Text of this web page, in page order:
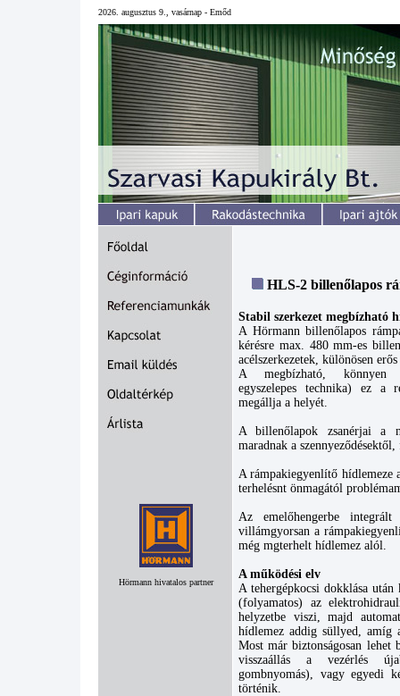
2026. augusztus 9., vasárnap - Emőd
Hörmann hivatalos partner
HLS-2 billenőlapos
Stabil szerkezet megbízható
A Hörmann billenőlapos
kérésre max. 480 mm-es
acélszerkezetek, különösen
A megbízható, könnyen
egyszelepes technika) ez a
megállja a helyét.
A billenőlapok zsanérjai a
maradnak a
A rámpakiegyenlítő hídlemeze
terhelésnt önmagától
Az emelőhengerbe integrált
villámgyorsan a
még mgterhelt hídlemez alól.
A működési elv
A tehergépkocsi dokklása
(folyamatos) az
helyzetbe viszi, majd
hídlemez addig süllyed,
Most már biztonságosan
visszaállás a vezérlés
gombnyomás), vagy egyedi
történik.